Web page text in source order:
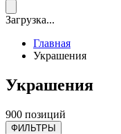
Загрузка...
Главная
Украшения
Украшения
900 позиций
ФИЛЬТРЫ